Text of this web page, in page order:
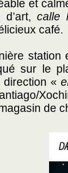
et
d’art,calle
café.
sur le
direction «
de